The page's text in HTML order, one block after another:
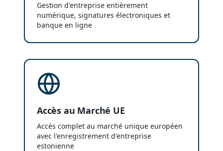
Gestion d'entreprise entièrement
numérique, signatures électroniques et
banque en ligne
Accès au Marché UE
Accès complet au marché unique européen
avec l'enregistrement d'entreprise
estonienne